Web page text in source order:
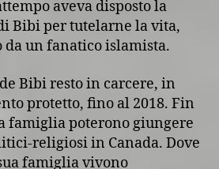
aveva disposto la
Bibi per tutelarne la vita,
da un fanatico islamista.
Bibi resto in carcere, in
protetto, fino al 2018. Fin
famiglia poterono giungere
religiosi in Canada. Dove
famiglia vivono